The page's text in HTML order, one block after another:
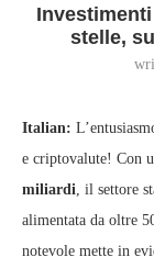
stelle,
Italian:
e criptovalute! Con
miliardi , il settore
alimentata da oltre
notevole mette in